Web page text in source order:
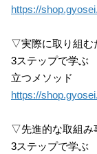
https://
▽実際に取り組む
3ステップで学
立つメソッド
https://
▽先進的な取組み
3ステップで学